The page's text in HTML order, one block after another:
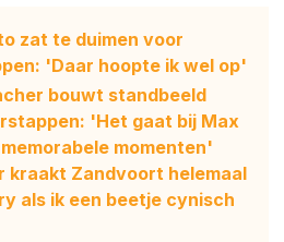
zat te duimen voor
'Daar hoopte ik wel op'
bouwt standbeeld
'Het gaat bij Max
momenten'
kraakt Zandvoort helemaal
als ik een beetje cynisch